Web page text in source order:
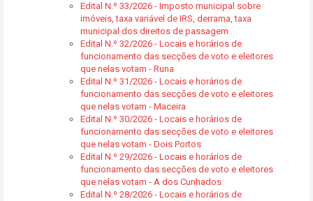
Edital N.º 33/2026 - Imposto municipal sobre
imóveis, taxa variável de IRS, derrama, taxa
municipal dos direitos de passagem
Edital N.º 32/2026 - Locais e horários de
funcionamento das secções de voto e eleitores
que nelas votam - Runa
Edital N.º 31/2026 - Locais e horários de
funcionamento das secções de voto e eleitores
que nelas votam - Maceira
Edital N.º 30/2026 - Locais e horários de
funcionamento das secções de voto e eleitores
que nelas votam - Dois Portos
Edital N.º 29/2026 - Locais e horários de
funcionamento das secções de voto e eleitores
que nelas votam - A dos Cunhados
Edital N.º 28/2026 - Locais e horários de